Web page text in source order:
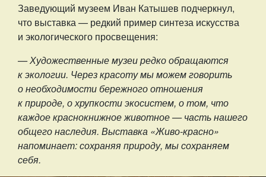
Заведующий музеем Иван Катышев подчеркнул,
что выставка — редкий пример синтеза искусства
и экологического просвещения:
— Художественные музеи редко обращаются
к экологии. Через красоту мы можем говорить
о необходимости бережного отношения
к природе, о хрупкости экосистем, о том, что
каждое краснокнижное животное — часть нашего
общего наследия. Выставка «Живо-красно»
напоминает: сохраняя природу, мы сохраняем
себя.